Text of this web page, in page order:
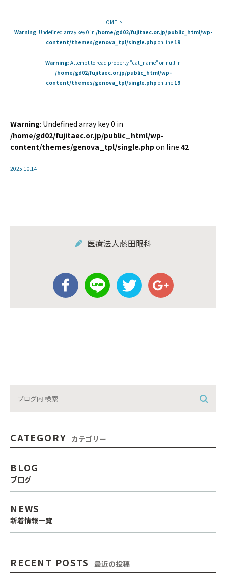
HOME
Warning: Undefined array key 0 in /home/gd02/fujitaec.or.jp/public_html/wp-
content/themes/genova_tpl/single.php on line 19
Warning: Attempt to read property "cat_name" on null in
/home/gd02/fujitaec.or.jp/public_html/wp-
content/themes/genova_tpl/single.php on line 19
Warning: Undefined array key 0 in
/home/gd02/fujitaec.or.jp/public_html/wp-
content/themes/genova_tpl/single.php on line 42
2025.10.14
医療法人藤田眼科
CATEGORY カテゴリー
BLOG
ブログ
NEWS
新着情報一覧
RECENT POSTS 最近の投稿